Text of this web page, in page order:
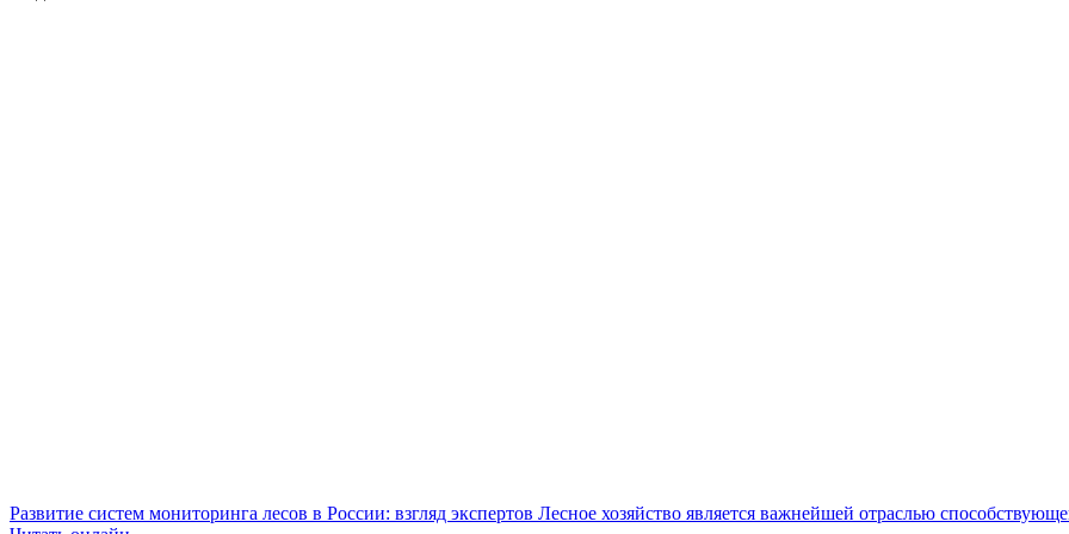
Развитие систем мониторинга лесов в России: взгляд экспертов Лесное хозяйство является важнейшей отраслью